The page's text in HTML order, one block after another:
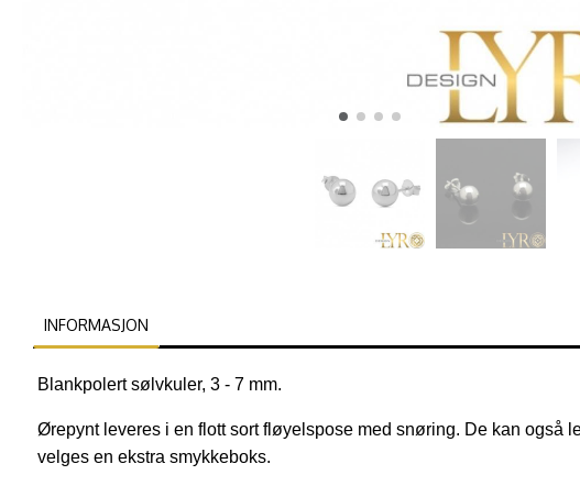
INFORMASJON
Blankpolert sølvkuler, 3 - 7 mm.
Ørepynt leveres i en flott sort fløyelspose med snøring. De kan også
velges en ekstra smykkeboks.